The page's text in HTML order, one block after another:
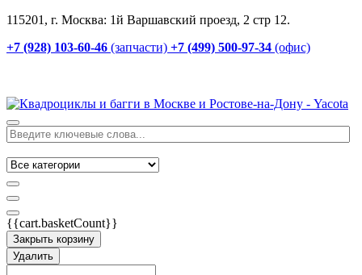
115201, г. Москва: 1й Варшавский проезд, 2 стр 12.
+7 (928) 103-60-46 (запчасти) +7 (499) 500-97-34 (офис)
{{cart.basketCount}}
Закрыть корзину
Удалить